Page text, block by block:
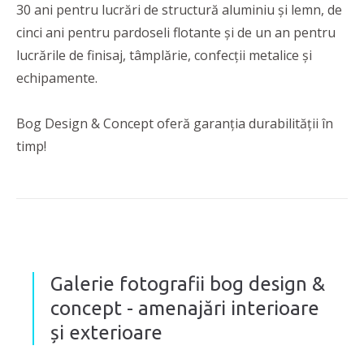
30 ani pentru lucrări de structură aluminiu și lemn, de
cinci ani pentru pardoseli flotante și de un an pentru
lucrările de finisaj, tâmplărie, confecții metalice și
echipamente.
Bog Design & Concept oferă garanția durabilității în
timp!
Galerie fotografii bog design &
concept - amenajări interioare
și exterioare